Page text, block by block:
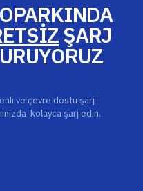
ŞARJ
ve çevre dostu şarj
kolayca şarj edin.